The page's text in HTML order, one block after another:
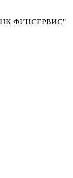
ФИНСЕРВИС"